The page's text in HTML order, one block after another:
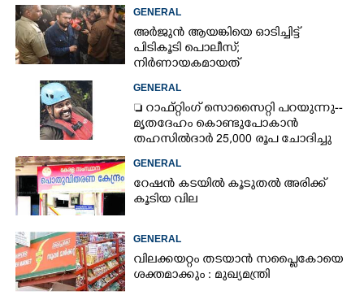
GENERAL
അർജുൻ ആയങ്കിയെ ഓടിച്ചിട്ട്
പിടികൂടി പൊലീസ്;
നിർണായകമായത്
സംശയം
GENERAL
 റാഫ്റ്റിംഗ് സൊസൈറ്റി പറയുന്നു--
മൃതദേഹം കൊണ്ടുപോകാൻ
തഹസിൽദാർ 25,000 രൂപ ചോദിച്ചു
GENERAL
റേഷൻ കടയിൽ കൂടുതൽ അരിക്ക്
കൂടിയ വില
GENERAL
വിലക്കയറ്റം തടയാൻ സപ്ലൈകോയെ
ശക്തമാക്കും : മുഖ്യമന്ത്രി